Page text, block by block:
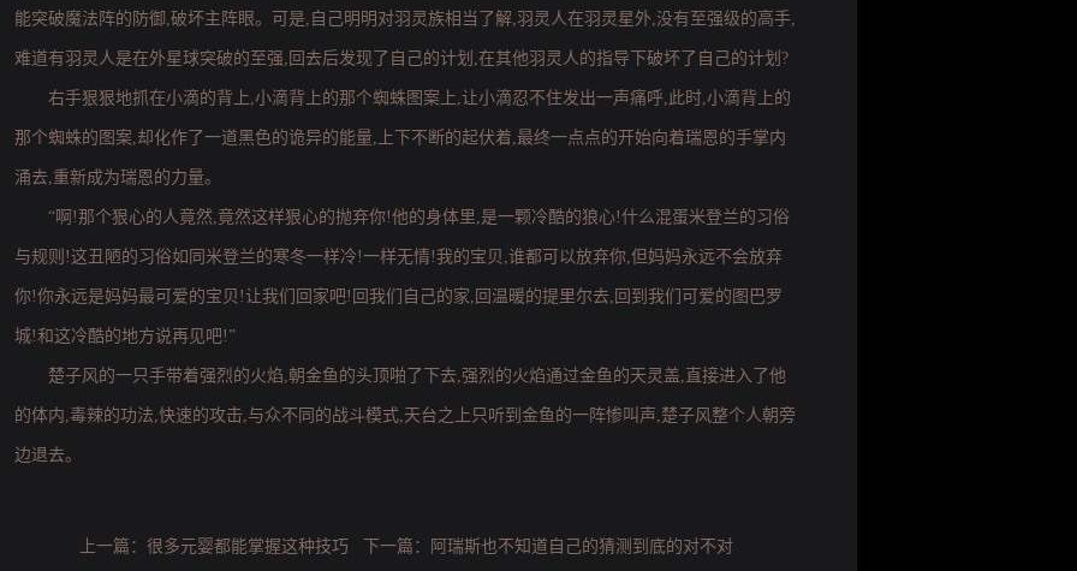
能突破魔法阵的防御,破坏主阵眼。可是,自己明明对羽灵族相当了解,羽灵人在羽灵星外,没有至强级的高手,
难道有羽灵人是在外星球突破的至强,回去后发现了自己的计划,在其他羽灵人的指导下破坏了自己的计划?
右手狠狠地抓在小滴的背上,小滴背上的那个蜘蛛图案上,让小滴忍不住发出一声痛呼,此时,小滴背上的
那个蜘蛛的图案,却化作了一道黑色的诡异的能量,上下不断的起伏着,最终一点点的开始向着瑞恩的手掌内
涌去,重新成为瑞恩的力量。
“啊!那个狠心的人竟然,竟然这样狠心的抛弃你!他的身体里,是一颗冷酷的狼心!什么混蛋米登兰的习俗
与规则!这丑陋的习俗如同米登兰的寒冬一样冷!一样无情!我的宝贝,谁都可以放弃你,但妈妈永远不会放弃
你!你永远是妈妈最可爱的宝贝!让我们回家吧!回我们自己的家,回温暖的提里尔去,回到我们可爱的图巴罗
城!和这冷酷的地方说再见吧!”
楚子风的一只手带着强烈的火焰,朝金鱼的头顶啪了下去,强烈的火焰通过金鱼的天灵盖,直接进入了他
的体内,毒辣的功法,快速的攻击,与众不同的战斗模式,天台之上只听到金鱼的一阵惨叫声,楚子风整个人朝旁
边退去。
上一篇： 很多元婴都能掌握这种技巧 下一篇： 阿瑞斯也不知道自己的猜测到底的对不对